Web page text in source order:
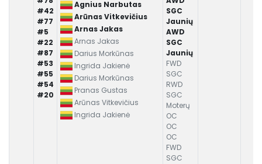
#42
#77
#5
#22
#87
#53
#55
#54
#20
Agnius Narbutas
Arūnas Vitkevičius
Arnas Jakas
Arnas Jakas
Darius Morkūnas
Ingrida Jakienė
Darius Morkūnas
Pranas Gustas
Arūnas Vitkevičius
Ingrida Jakienė
SGC
Jaunių
AWD
SGC
Jaunių
FWD
SGC
RWD
SGC
Moterų
OC
OC
OC
FWD
SGC